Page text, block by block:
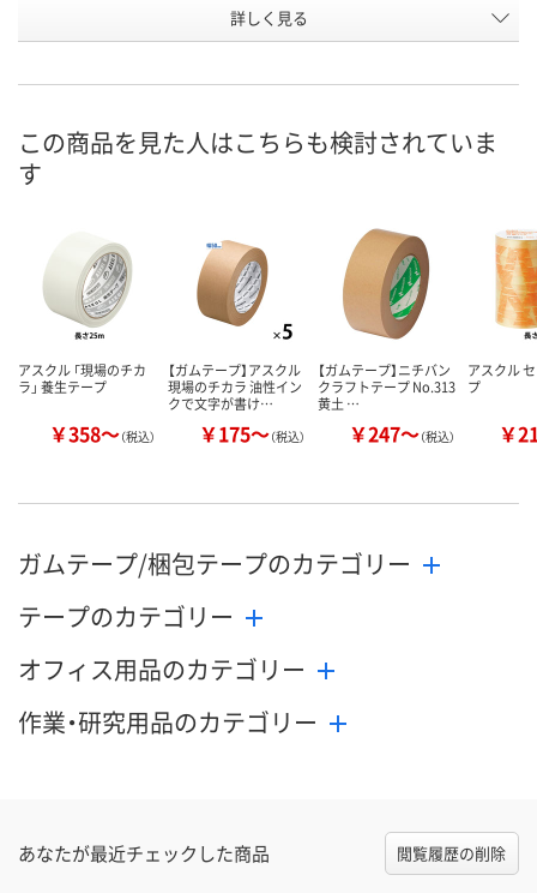
入荷待ち 入荷待ち
お届け日
ついてご連絡いたし
ついてご連絡いたし
ついてご連絡
カゴへ カ
詳しく見る
この商品を見た人はこちらも検討されていま
す
アスクル 「現場のチカ
ラ」 養生テープ
￥358～（税込）
【ガムテープ】アスクル
現場のチカラ 油性イン
クで文字が書け…
￥175～（税込）
【ガムテープ】ニチバン
クラフトテープ No.313
黄土 …
￥247～（税込）
アスクル
プ
￥
ガムテープ/梱包テープのカテゴリー
テープのカテゴリー
オフィス用品のカテゴリー
作業・研究用品のカテゴリー
あなたが最近チェックした商品 閲覧履歴の削除